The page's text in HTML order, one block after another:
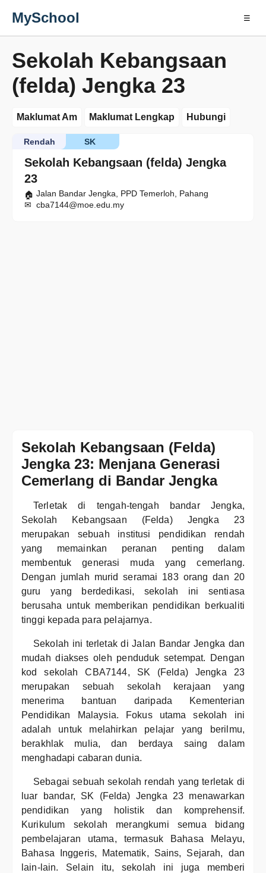
MySchool ☰
Sekolah Kebangsaan
(felda) Jengka 23
Maklumat Am Maklumat Lengkap Hubungi
Sekolah Kebangsaan (felda) Jengka
23
SK
Rendah
Jalan Bandar Jengka, PPD Temerloh, Pahang
cba7144@moe.edu.my
Sekolah Kebangsaan (Felda)
Jengka 23: Menjana Generasi
Cemerlang di Bandar Jengka
Terletak di tengah-tengah bandar Jengka,
Sekolah Kebangsaan (Felda) Jengka 23
merupakan sebuah institusi pendidikan rendah
yang memainkan peranan penting dalam
membentuk generasi muda yang cemerlang.
Dengan jumlah murid seramai 183 orang dan 20
guru yang berdedikasi, sekolah ini sentiasa
berusaha untuk memberikan pendidikan berkualiti
tinggi kepada para pelajarnya.
Sekolah ini terletak di Jalan Bandar Jengka dan
mudah diakses oleh penduduk setempat. Dengan
kod sekolah CBA7144, SK (Felda) Jengka 23
merupakan sebuah sekolah kerajaan yang
menerima bantuan daripada Kementerian
Pendidikan Malaysia. Fokus utama sekolah ini
adalah untuk melahirkan pelajar yang berilmu,
berakhlak mulia, dan berdaya saing dalam
menghadapi cabaran dunia.
Sebagai sebuah sekolah rendah yang terletak di
luar bandar, SK (Felda) Jengka 23 menawarkan
pendidikan yang holistik dan komprehensif.
Kurikulum sekolah merangkumi semua bidang
pembelajaran utama, termasuk Bahasa Melayu,
Bahasa Inggeris, Matematik, Sains, Sejarah, dan
lain-lain. Selain itu, sekolah ini juga memberi